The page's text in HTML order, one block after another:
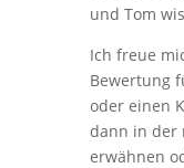
und Tom
Ich freue
Bewertung
oder einen
dann in der
erwähnen